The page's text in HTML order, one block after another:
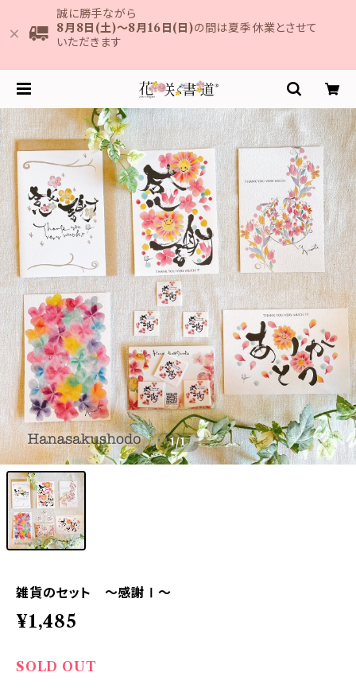
誠に勝手ながら
8月8日(土)～8月16日(日)の間は夏季休業とさせて
いただきます
1/1
雑貨のセット ～感謝Ⅰ～
¥1,485
SOLD OUT